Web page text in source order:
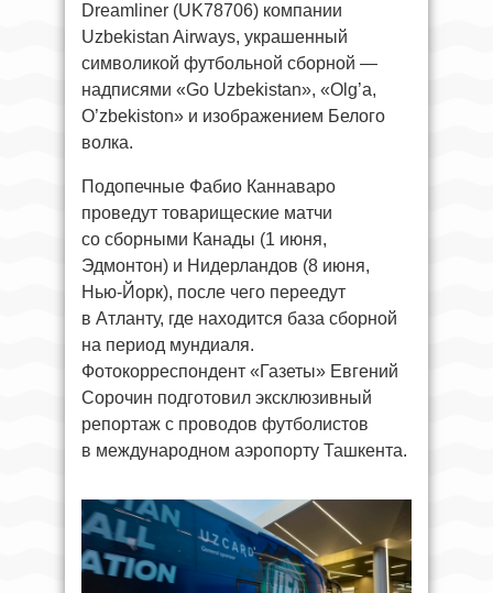
Dreamliner (UK78706) компании
Uzbekistan Airways, украшенный
символикой футбольной сборной —
надписями «Go Uzbekistan», «Olg’a,
O’zbekiston» и изображением Белого
волка.
Подопечные Фабио Каннаваро
проведут товарищеские матчи
со сборными Канады (1 июня,
Эдмонтон) и Нидерландов (8 июня,
Нью-Йорк), после чего переедут
в Атланту, где находится база сборной
на период мундиаля.
Фотокорреспондент «Газеты» Евгений
Сорочин подготовил эксклюзивный
репортаж с проводов футболистов
в международном аэропорту Ташкента.